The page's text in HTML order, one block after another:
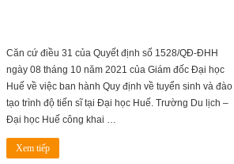
Căn cứ điều 31 của Quyết định số 1528/QĐ-ĐHH
ngày 08 tháng 10 năm 2021 của Giám đốc Đại học
Huế về việc ban hành Quy định về tuyển sinh và đào
tạo trình độ tiến sĩ tại Đại học Huế. Trường Du lịch –
Đại học Huế công khai …
Xem tiếp